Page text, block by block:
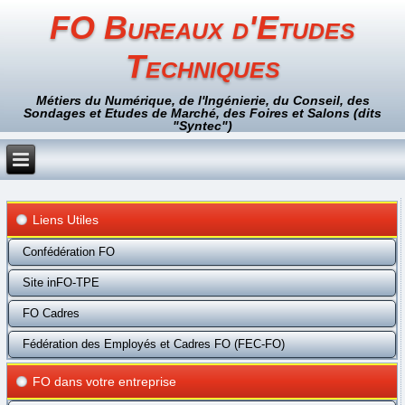
FO Bureaux d'Etudes
Techniques
Métiers du Numérique, de l'Ingénierie, du Conseil, des
Sondages et Etudes de Marché, des Foires et Salons (dits
"Syntec")
Liens Utiles
Confédération FO
Site inFO-TPE
FO Cadres
Fédération des Employés et Cadres FO (FEC-FO)
FO dans votre entreprise